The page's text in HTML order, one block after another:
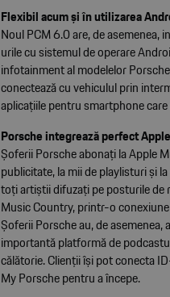
Flexibil acum și în utilizarea
Noul PCM 6.0 are, de
urile cu sistemul de operare
infotainment al modelelor
conectează cu vehiculul prin
aplicațiile pentru smartphone
Porsche integrează perfect
Șoferii Porsche abonați la Apple
publicitate, la mii de playlisturi și
toți artiștii difuzați pe posturile de
Music Country, printr-o
Șoferii Porsche au, de
importantă platformă de
călătorie. Clienții își pot conecta
My Porsche pentru a începe.